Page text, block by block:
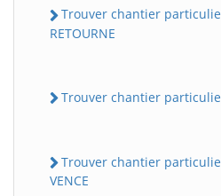
Trouver chantier particulier
RETOURNE
Trouver chantier
Trouver chantier
VENCE